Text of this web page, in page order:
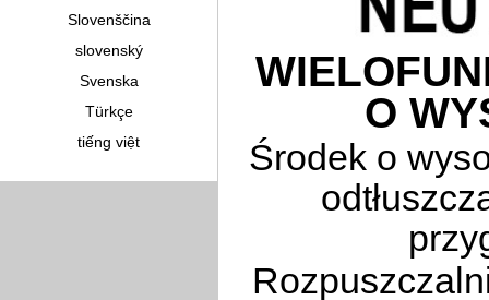
Slovenščina
slovenský
Svenska
Türkçe
tiếng việt
O
Środek o